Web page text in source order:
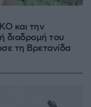
και την
διαδρομή του
τη Βρετανίδα